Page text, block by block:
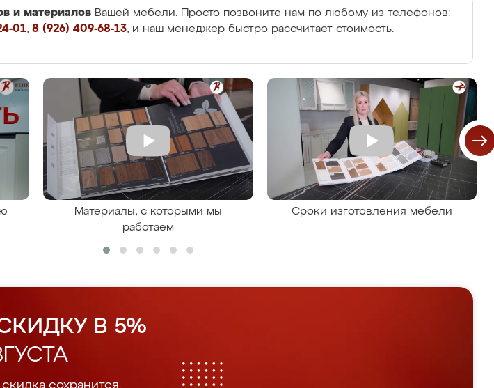
и материалов Вашей мебели. Просто позвоните нам по любому из телефонов:
01, 8 (926) 409-68-13, и наш менеджер быстро рассчитает стоимость.
Материалы, с которыми мы
работаем
Сроки изготовления мебели
В 5%
сохранится.